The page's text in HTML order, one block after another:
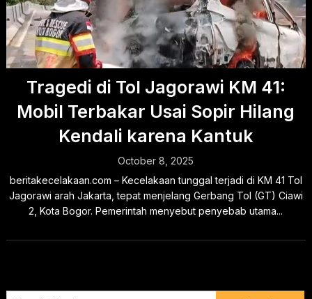
Tragedi di Tol Jagorawi KM 41:
Mobil Terbakar Usai Sopir Hilang
Kendali karena Kantuk
October 8, 2025
beritakecelakaan.com – Kecelakaan tunggal terjadi di KM 41 Tol
Jagorawi arah Jakarta, tepat menjelang Gerbang Tol (GT) Ciawi
2, Kota Bogor. Pemerintah menyebut penyebab utama...